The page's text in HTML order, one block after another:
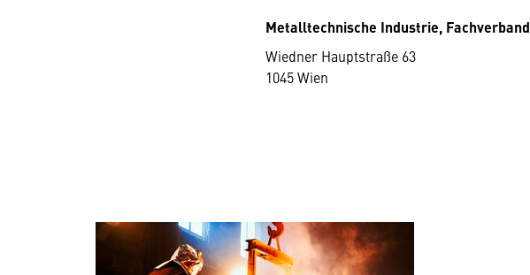
Metalltechnische Industrie, Fachverband
Wiedner Hauptstraße 63
1045 Wien